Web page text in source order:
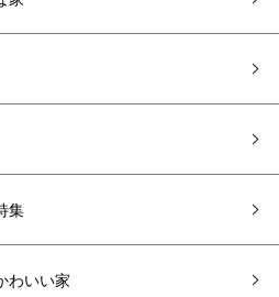
集
わいい家